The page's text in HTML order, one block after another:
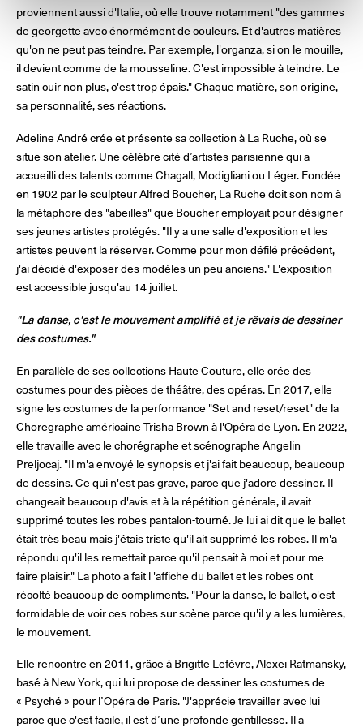
proviennent aussi d'Italie, où elle trouve notamment "des gammes
de georgette avec énormément de couleurs. Et d'autres matières
qu'on ne peut pas teindre. Par exemple, l'organza, si on le mouille,
il devient comme de la mousseline. C'est impossible à teindre. Le
satin cuir non plus, c'est trop épais." Chaque matière, son origine,
sa personnalité, ses réactions.
Adeline André crée et présente sa collection à La Ruche, où se
situe son atelier. Une célèbre cité d’artistes parisienne qui a
accueilli des talents comme Chagall, Modigliani ou Léger. Fondée
en 1902 par le sculpteur Alfred Boucher, La Ruche doit son nom à
la métaphore des "abeilles" que Boucher employait pour désigner
ses jeunes artistes protégés. "Il y a une salle d'exposition et les
artistes peuvent la réserver. Comme pour mon défilé précédent,
j'ai décidé d'exposer des modèles un peu anciens." L'exposition
est accessible jusqu'au 14 juillet.
"La danse, c'est le mouvement amplifié et je rêvais de dessiner
des costumes."
En parallèle de ses collections Haute Couture, elle crée des
costumes pour des pièces de théâtre, des opéras. En 2017, elle
signe les costumes de la performance "Set and reset/reset" de la
Choregraphe américaine Trisha Brown à l'Opéra de Lyon. En 2022,
elle travaille avec le chorégraphe et scénographe Angelin
Preljocaj. "Il m'a envoyé le synopsis et j'ai fait beaucoup, beaucoup
de dessins. Ce qui n'est pas grave, parce que j'adore dessiner. Il
changeait beaucoup d'avis et à la répétition générale, il avait
supprimé toutes les robes pantalon-tourné. Je lui ai dit que le ballet
était très beau mais j'étais triste qu'il ait supprimé les robes. Il m'a
répondu qu'il les remettait parce qu'il pensait à moi et pour me
faire plaisir." La photo a fait l 'affiche du ballet et les robes ont
récolté beaucoup de compliments. "Pour la danse, le ballet, c'est
formidable de voir ces robes sur scène parce qu'il y a les lumières,
le mouvement.
Elle rencontre en 2011, grâce à Brigitte Lefèvre, Alexei Ratmansky,
basé à New York, qui lui propose de dessiner les costumes de
« Psyché » pour l’Opéra de Paris. "J'apprécie travailler avec lui
parce que c'est facile, il est d’une profonde gentillesse. Il a